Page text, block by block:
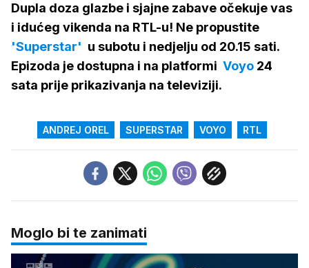
Dupla doza glazbe i sjajne zabave očekuje vas
i idućeg vikenda na RTL-u! Ne propustite
'Superstar' u subotu i nedjelju od 20.15 sati.
Epizoda je dostupna i na platformi Voyo 24
sata prije prikazivanja na televiziji.
ANDREJ OREL SUPERSTAR VOYO RTL
Moglo bi te zanimati